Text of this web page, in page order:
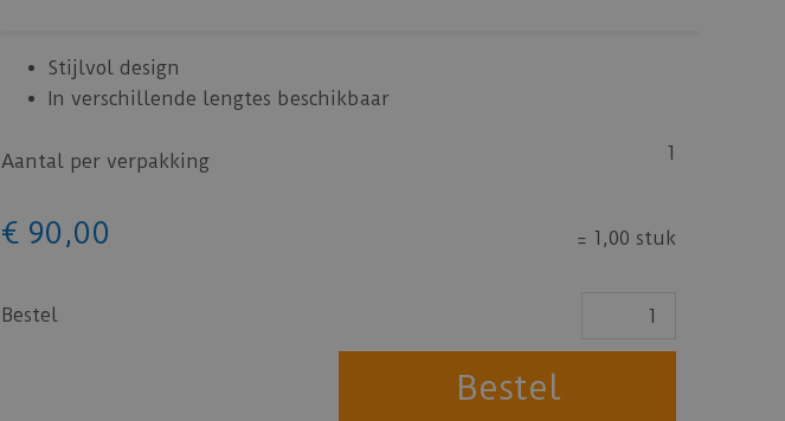
Stijlvol design
In verschillende lengtes beschikbaar
Aantal per verpakking 1
€ 90 ,00 = 1,00 stuk
Bestel